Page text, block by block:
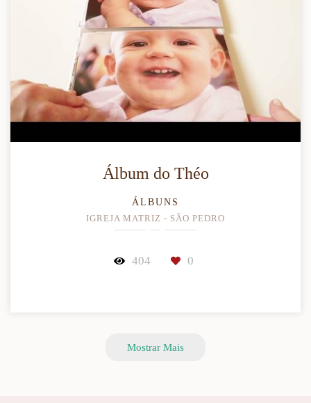
Álbum do Théo
ÁLBUNS
IGREJA MATRIZ - SÃO PEDRO
404 0
Mostrar Mais